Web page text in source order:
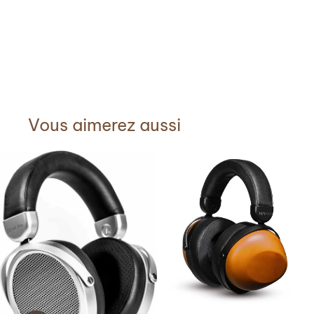
Vous aimerez aussi